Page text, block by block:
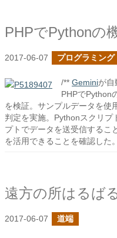
2017-06-07 プログラミング
/** Geminiが自
PHPでPython
を検証。サンプルデータを使
判定を実施。Pythonスクリプ
プトでデータを送受信するこ
を活用できることを確認した。
遠方の所はるば
2017-06-07 道端